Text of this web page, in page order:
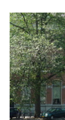
Grachtenpand